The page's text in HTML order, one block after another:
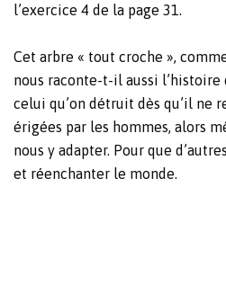
l’exercice 4 de la page 31.
Cet arbre « tout croche »,
nous raconte-t-il aussi
celui qu’on détruit dès qu’il ne
érigées par les hommes, alors
nous y adapter. Pour que
et réenchanter le monde.